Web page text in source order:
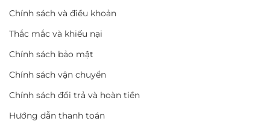
Chính sách và điều khoản
Thắc mắc và khiếu nại
Chính sách bảo mật
Chính sách vận chuyển
Chính sách đổi trả và hoàn tiền
Hướng dẫn thanh toán